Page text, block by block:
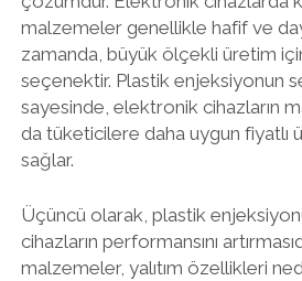
malzemeler genellikle hafif ve
zamanda, büyük ölçekli üretim
seçenektir. Plastik enjeksiyonun
sayesinde, elektronik cihazların
da tüketicilere daha uygun fiyatlı
sağlar.
Üçüncü olarak, plastik
cihazların performansını
malzemeler, yalıtım özellikleri